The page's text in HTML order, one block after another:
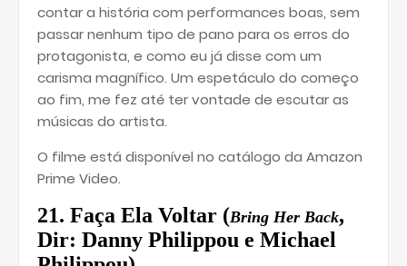
contar a história com performances boas, sem
passar nenhum tipo de pano para os erros do
protagonista, e como eu já disse com um
carisma magnífico. Um espetáculo do começo
ao fim, me fez até ter vontade de escutar as
músicas do artista.
O filme está disponível no catálogo da Amazon
Prime Video.
21. Faça Ela Voltar (Bring Her Back,
Dir: Danny Philippou e Michael